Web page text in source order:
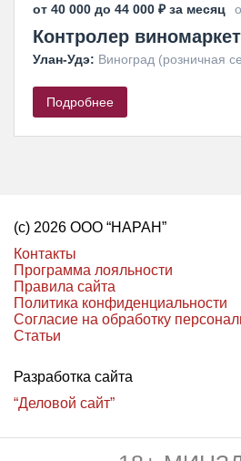
Контролер
Улан-Удэ: Виноград (розничная
Подробнее
от 40 000 до 44 000 ₽ за месяц
(с) 2026 ООО “НАРАН”
Контакты
Программа лояльности
Правила сайта
Политика конфиденциальности
Согласие на обработку
Статьи
Разработка сайта
“Деловой сайт”